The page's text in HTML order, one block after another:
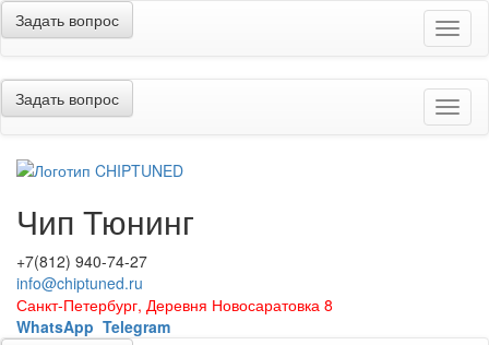
Меню
Задать вопрос
Меню
Задать вопрос
Чип Тюнинг
+7(812) 940-74-27
info@chiptuned.ru
Санкт-Петербург, Деревня Новосаратовка 8
WhatsApp Telegram